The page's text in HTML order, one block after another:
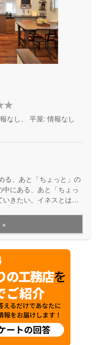
なし、 平屋: 情報なし
る、あと「ちょっと」の
にある、あと「ちょっ
きたい。イネスとは、